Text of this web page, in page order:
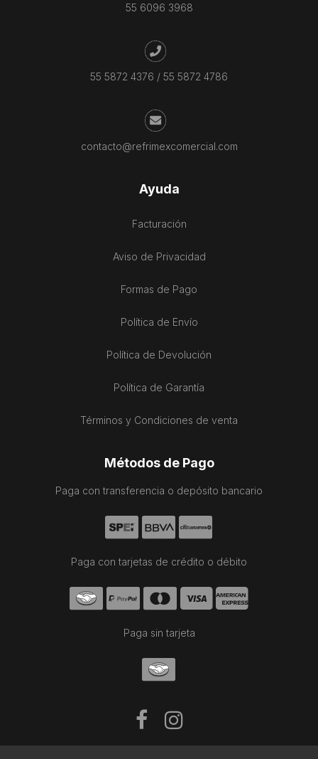
55 6096 3968
55 5872 4376 / 55 5872 4786
contacto@refrimexcomercial.com
Ayuda
Facturación
Aviso de Privacidad
Formas de Pago
Política de Envío
Política de Devolución
Política de Garantía
Términos y Condiciones de venta
Métodos de Pago
Paga con transferencia o depósito bancario
Paga con tarjetas de crédito o débito
Paga sin tarjeta